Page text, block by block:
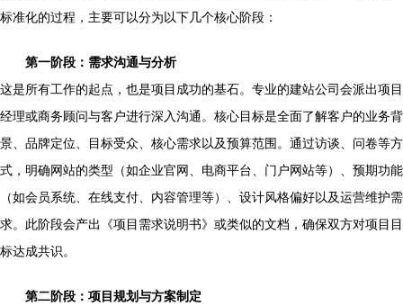
标准化的过程，主要可以分为以下几个核心阶段：
第一阶段：需求沟通与分析
这是所有工作的起点，也是项目成功的基石。专业的建站公司会派出项目
经理或商务顾问与客户进行深入沟通。核心目标是全面了解客户的业务背
景、品牌定位、目标受众、核心需求以及预算范围。通过访谈、问卷等方
式，明确网站的类型（如企业官网、电商平台、门户网站等）、预期功能
（如会员系统、在线支付、内容管理等）、设计风格偏好以及运营维护需
求。此阶段会产出《项目需求说明书》或类似的文档，确保双方对项目目
标达成共识。
第二阶段：项目规划与方案制定